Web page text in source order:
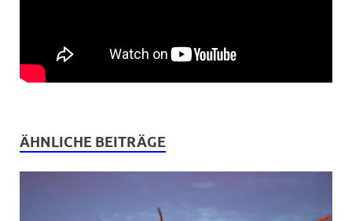
ÄHNLICHE BEITRÄGE